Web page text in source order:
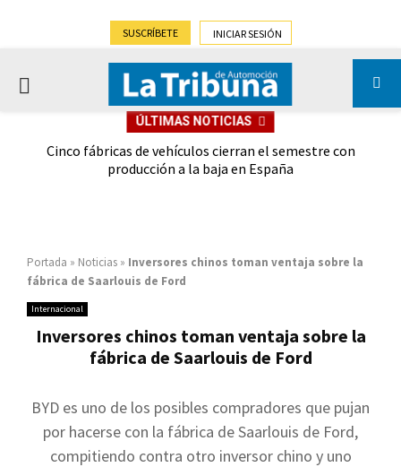
SUSCRÍBETE INICIAR SESIÓN
PRIMARY
ÚLTIMAS NOTICIAS
Cinco fábricas de vehículos cierran el semestre con
producción a la baja en España
Portada » Noticias » Inversores chinos toman ventaja sobre la
fábrica de Saarlouis de Ford
Internacional
Inversores chinos toman ventaja sobre la
fábrica de Saarlouis de Ford
BYD es uno de los posibles compradores que pujan
por hacerse con la fábrica de Saarlouis de Ford,
compitiendo contra otro inversor chino y uno